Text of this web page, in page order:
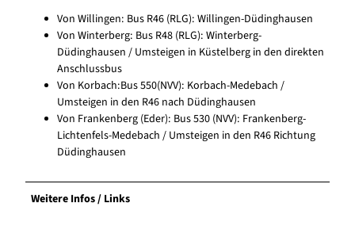
Von Willingen: Bus R46 (RLG): Willingen-Düdinghausen
Von Winterberg: Bus R48 (RLG): Winterberg-
Düdinghausen / Umsteigen in Küstelberg in den direkten
Anschlussbus
Von Korbach:Bus 550(NVV): Korbach-Medebach /
Umsteigen in den R46 nach Düdinghausen
Von Frankenberg (Eder): Bus 530 (NVV): Frankenberg-
Lichtenfels-Medebach / Umsteigen in den R46 Richtung
Düdinghausen
Weitere Infos / Links